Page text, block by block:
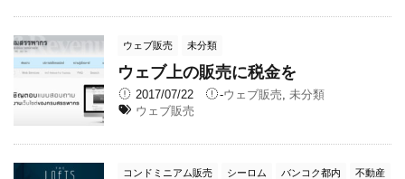
ウェブ販売 未分類
ウェブ上の販売に税金を
2017/07/22 -ウェブ販売
未分類
ウェブ販売
コンドミニアム販売 シーロム バンコク都内 不動産